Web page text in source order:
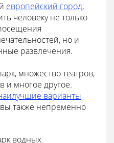
европейский город,
человеку не только
но и
развлечения.
множество театров,
и многое другое.
варианты
также непременно
водных